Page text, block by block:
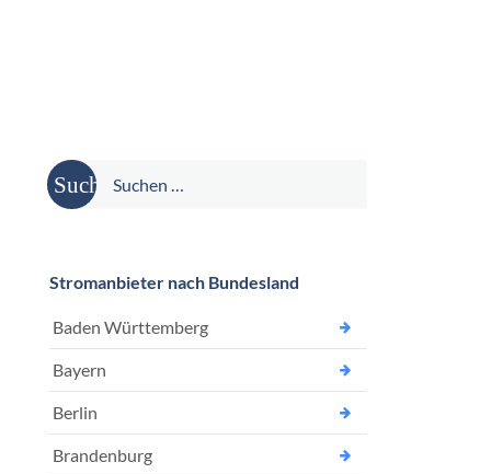
Suche
nach:
Stromanbieter nach Bundesland
Baden Württemberg
Bayern
Berlin
Brandenburg